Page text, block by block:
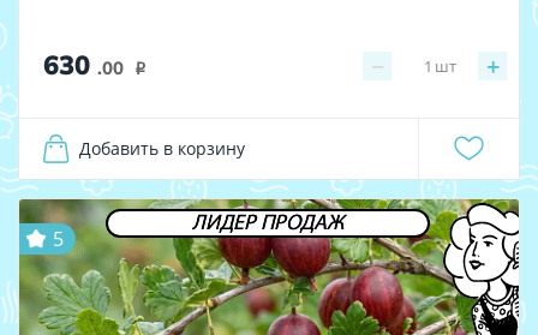
630 .00 i − +
1 шт
Добавить в корзину
ЛИДЕР ПРОДАЖ
5